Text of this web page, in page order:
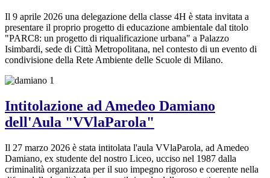
Il 9 aprile 2026 una delegazione della classe 4H è stata invitata a
presentare il proprio progetto di educazione ambientale dal titolo
"PARC8: un progetto di riqualificazione urbana" a Palazzo
Isimbardi, sede di Città Metropolitana, nel contesto di un evento di
condivisione della Rete Ambiente delle Scuole di Milano.
Intitolazione ad Amedeo Damiano
dell'Aula "VVlaParola"
Il 27 marzo 2026 è stata intitolata l'aula VVlaParola, ad Amedeo
Damiano, ex studente del nostro Liceo, ucciso nel 1987 dalla
criminalità organizzata per il suo impegno rigoroso e coerente nella